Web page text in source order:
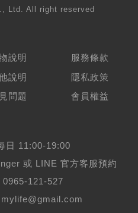
Ltd. All right reserved
說明
說明
問題
服務條款
隱私政策
會員權益
日 11:00-19:00
或 LINE 官方客服預約
0965-121-527